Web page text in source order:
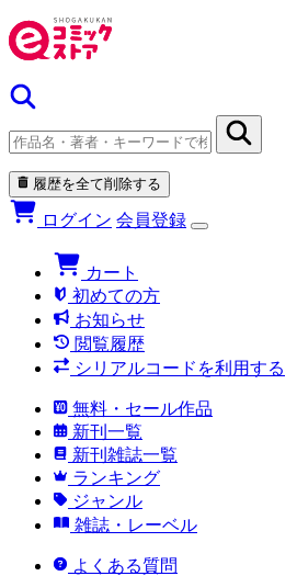
履歴を全て削除する
ログイン 会員登録
カート
初めての方
お知らせ
閲覧履歴
シリアルコードを利用する
無料・セール作品
新刊一覧
新刊雑誌一覧
ランキング
ジャンル
雑誌・レーベル
よくある質問